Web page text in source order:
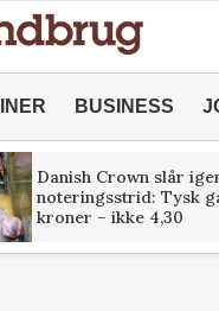
BUSINESS
Danish Crown slår
noteringsstrid: Tysk
kroner – ikke 4,30